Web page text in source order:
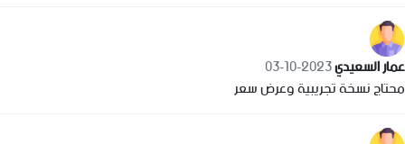
عمار السعيدي2023-10-03
محتاج نسخة تجريبية وعرض سعر